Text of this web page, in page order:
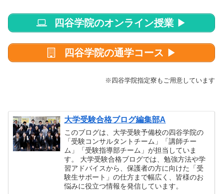
四谷学院のオンライン授業 ▶
四谷学院の通学コース ▶
※四谷学院指定寮もご用意しています
大学受験合格ブログ編集部A
このブログは、大学受験予備校の四谷学院の
「受験コンサルタントチーム」「講師チー
ム」「受験指導部チーム」が担当していま
す。 大学受験合格ブログでは、勉強方法や学
習アドバイスから、保護者の方に向けた「受
験生サポート」の仕方まで幅広く、皆様のお
悩みに役立つ情報を発信しています。